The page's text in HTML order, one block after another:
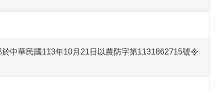
中華民國113年10月21日以農防字第1131862715號令